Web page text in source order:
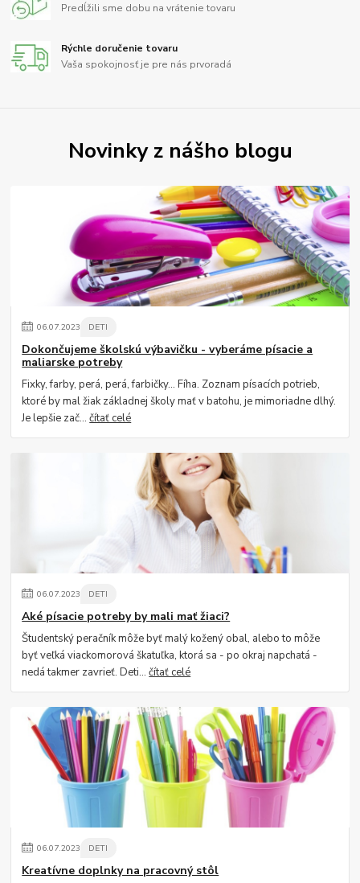
Predĺžili sme dobu na vrátenie tovaru
Rýchle doručenie tovaru
Vaša spokojnosť je pre nás prvoradá
Novinky z nášho blogu
06.07.2023 DETI
Dokončujeme školskú výbavičku - vyberáme písacie a
maliarske potreby
Fixky, farby, perá, perá, farbičky... Fíha. Zoznam písacích potrieb,
ktoré by mal žiak základnej školy mať v batohu, je mimoriadne dlhý.
Je lepšie zač...čítať celé
06.07.2023 DETI
Aké písacie potreby by mali mať žiaci?
Študentský peračník môže byť malý kožený obal, alebo to môže
byť veľká viackomorová škatuľka, ktorá sa - po okraj napchatá -
nedá takmer zavrieť. Deti...čítať celé
06.07.2023 DETI
Kreatívne doplnky na pracovný stôl